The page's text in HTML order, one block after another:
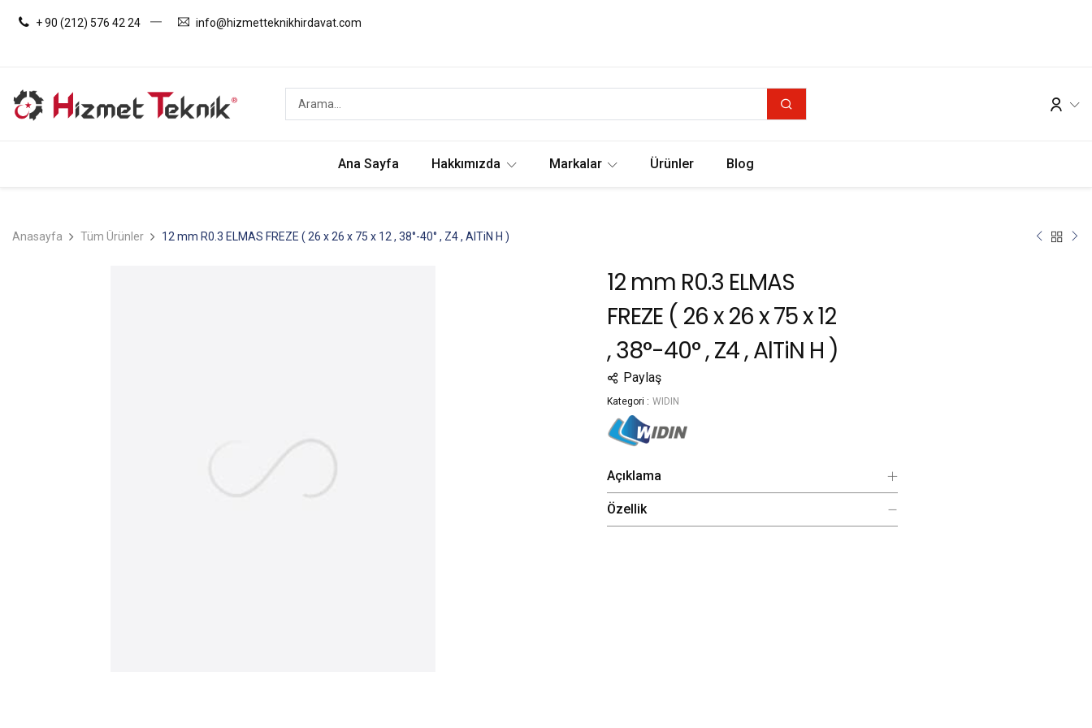
+ 90 (212) 576 42 24 info@hizmetteknikhirdavat.com
Ana Sayfa Hakkımızda Markalar Ürünler Blog
Anasayfa Tüm Ürünler 12 mm R0.3 ELMAS FREZE ( 26 x 26 x 75 x 12 , 38°-40° , Z4 , AlTiN H )
12 mm R0.3 ELMAS
FREZE ( 26 x 26 x 75 x 12
, 38°-40° , Z4 , AlTiN H )
Paylaş
Kategori : WIDIN
Açıklama
Özellik